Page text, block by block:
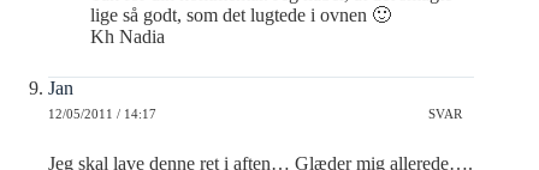
lige så godt, som det lugtede i ovnen 🙂
Kh Nadia
Jan
12/05/2011 / 14:17 SVAR
Jeg skal lave denne ret i aften… Glæder mig allerede….